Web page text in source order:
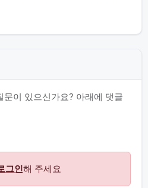
이 있으신가요? 아래에 댓글
그인해 주세요